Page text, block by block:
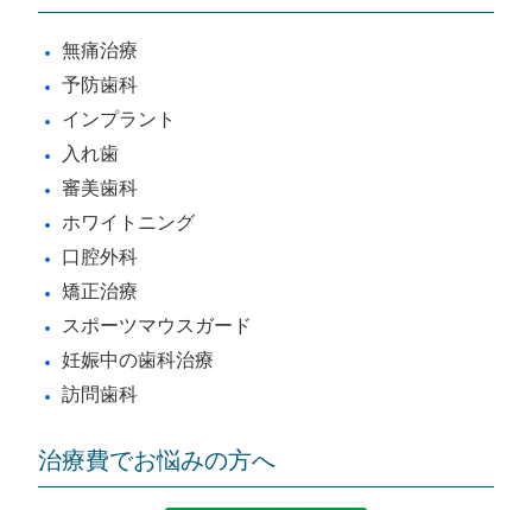
無痛治療
予防歯科
インプラント
入れ歯
審美歯科
ホワイトニング
口腔外科
矯正治療
スポーツマウスガード
妊娠中の歯科治療
訪問歯科
治療費でお悩みの方へ